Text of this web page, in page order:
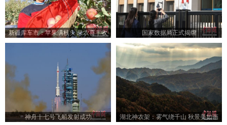
新疆库车市：苹果满枝头 果农喜丰收 国家数据局正式揭牌
神舟十七号飞船发射成功 湖北神农架：雾气绕千山 秋景美如画